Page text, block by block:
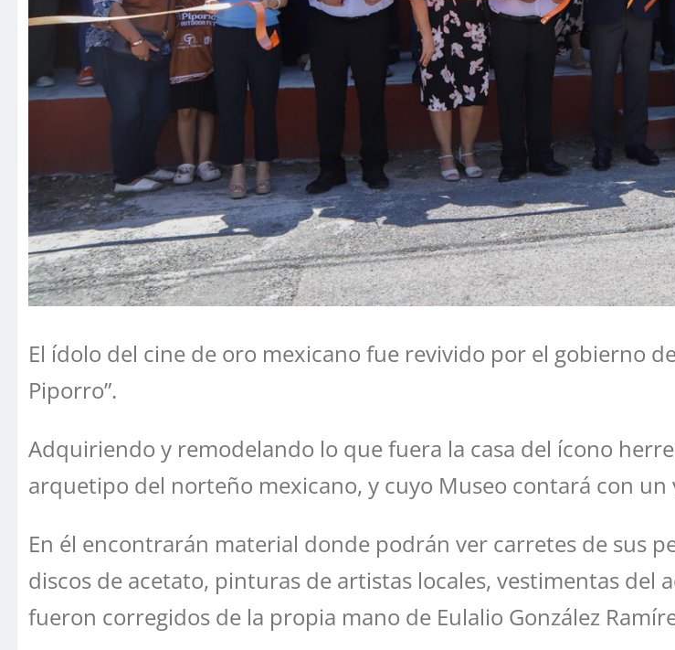
El ídolo del cine de oro mexicano fue revivido por el gobierno
Piporro”.
Adquiriendo y remodelando lo que fuera la casa del ícono
arquetipo del norteño mexicano, y cuyo Museo contará con
En él encontrarán material donde podrán ver carretes de sus
discos de acetato, pinturas de artistas locales, vestimentas del
fueron corregidos de la propia mano de Eulalio González